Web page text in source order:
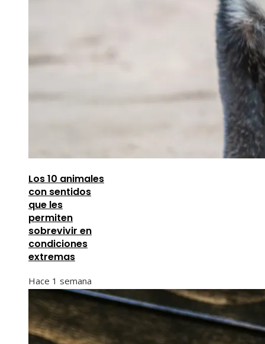
Los 10 animales
con sentidos
que les
permiten
sobrevivir en
condiciones
extremas
Hace 1 semana